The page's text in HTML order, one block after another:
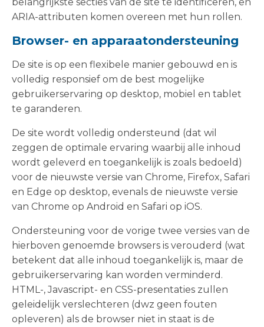
ARIA-attributen komen overeen met hun rollen.
Browser- en apparaatondersteuning
De site is op een flexibele manier gebouwd en is
volledig responsief om de best mogelijke
gebruikerservaring op desktop, mobiel en tablet
te garanderen.
De site wordt volledig ondersteund (dat wil
zeggen de optimale ervaring waarbij alle inhoud
wordt geleverd en toegankelijk is zoals bedoeld)
voor de nieuwste versie van Chrome, Firefox, Safari
en Edge op desktop, evenals de nieuwste versie
van Chrome op Android en Safari op iOS.
Ondersteuning voor de vorige twee versies van de
hierboven genoemde browsers is verouderd (wat
betekent dat alle inhoud toegankelijk is, maar de
gebruikerservaring kan worden verminderd.
HTML-, Javascript- en CSS-presentaties zullen
geleidelijk verslechteren (dwz geen fouten
opleveren) als de browser niet in staat is de